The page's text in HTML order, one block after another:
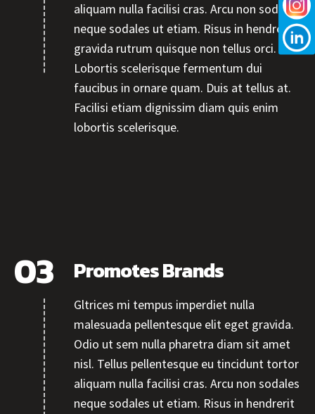
aliquam nulla facilisi cras. Arcu non sodales
neque sodales ut etiam. Risus in hendrerit
gravida rutrum quisque non tellus orci.
Lobortis scelerisque fermentum dui
faucibus in ornare quam. Duis at tellus at.
Facilisi etiam dignissim diam quis enim
lobortis scelerisque.
Promotes Brands
Gltrices mi tempus imperdiet nulla
malesuada pellentesque elit eget gravida.
Odio ut sem nulla pharetra diam sit amet
nisl. Tellus pellentesque eu tincidunt tortor
aliquam nulla facilisi cras. Arcu non sodales
neque sodales ut etiam. Risus in hendrerit